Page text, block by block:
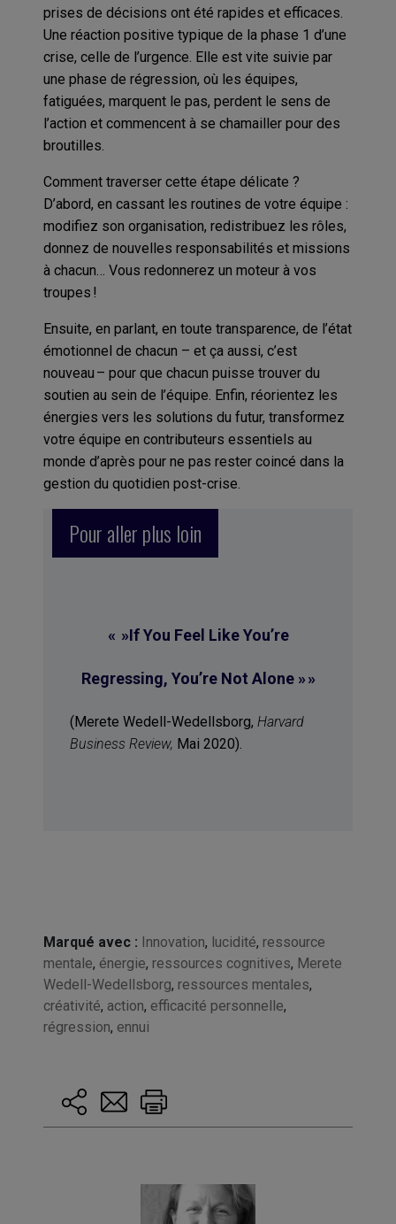
prises de décisions ont été rapides et efficaces.
Une réaction positive typique de la phase 1 d’une
crise, celle de l’urgence. Elle est vite suivie par
une phase de régression, où les équipes,
fatiguées, marquent le pas, perdent le sens de
l’action et commencent à se chamailler pour des
broutilles.
Comment traverser cette étape délicate ?
D’abord, en cassant les routines de votre équipe :
modifiez son organisation, redistribuez les rôles,
donnez de nouvelles responsabilités et missions
à chacun… Vous redonnerez un moteur à vos
troupes !
Ensuite, en parlant, en toute transparence, de l’état
émotionnel de chacun – et ça aussi, c’est
nouveau – pour que chacun puisse trouver du
soutien au sein de l’équipe. Enfin, réorientez les
énergies vers les solutions du futur, transformez
votre équipe en contributeurs essentiels au
monde d’après pour ne pas rester coincé dans la
gestion du quotidien post-crise.
Pour aller plus loin
« »If You Feel Like You’re
Regressing, You’re Not Alone » »
(Merete Wedell-Wedellsborg, Harvard
Business Review, Mai 2020).
Marqué avec : Innovation, lucidité, ressource
mentale, énergie, ressources cognitives, Merete
Wedell-Wedellsborg, ressources mentales,
créativité, action, efficacité personnelle,
régression, ennui